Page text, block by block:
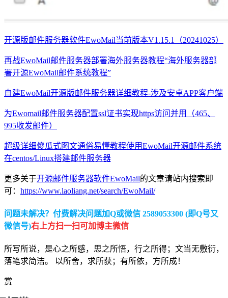
开源版邮件服务器软件EwoMail当前版本V1.15.1（20241025）
再战EwoMail邮件服务器部署海外服务器教程“海外服务器部
署开源EwoMail邮件系统教程”
自建EwoMail开源版邮件服务器详细教程-涉及安卓APP客户端
为Ewomail邮件服务器配置ssl证书实现https访问并用（465、
995收发邮件）
超级详细傻瓜式图文通俗易懂教程使用EwoMail开源邮件系统
在centos/Linux搭建邮件服务器
更多关于开源邮件服务器软件EwoMail的文章请站内搜索即
可： https://www.laoliang.net/search/EwoMail/
问题未解决？付费解决问题加Q或微信 2589053300 (即Q号又
微信号)右上方扫一扫可加博主微信
所写所说，是心之所感，思之所悟，行之所得；文当无敷衍，
落笔求简洁。 以所舍，求所获；有所依，方所成！
赏